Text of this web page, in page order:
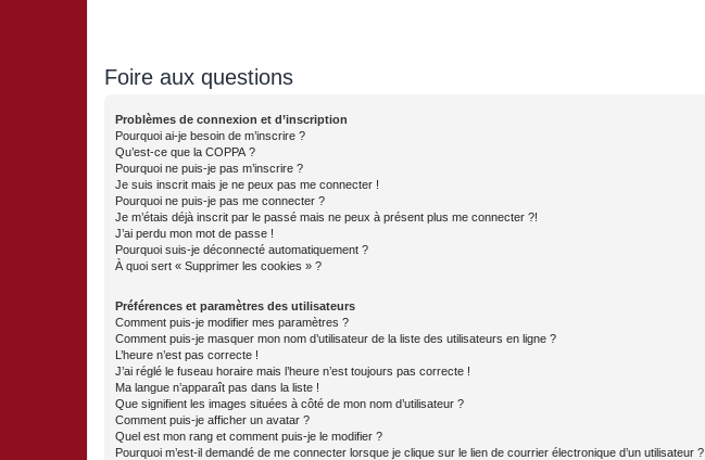
Foire aux questions
Problèmes de connexion et d’inscription
Pourquoi ai-je besoin de m’inscrire ?
Qu’est-ce que la COPPA ?
Pourquoi ne puis-je pas m’inscrire ?
Je suis inscrit mais je ne peux pas me connecter !
Pourquoi ne puis-je pas me connecter ?
Je m’étais déjà inscrit par le passé mais ne peux à présent plus me connecter ?!
J’ai perdu mon mot de passe !
Pourquoi suis-je déconnecté automatiquement ?
À quoi sert « Supprimer les cookies » ?
Préférences et paramètres des utilisateurs
Comment puis-je modifier mes paramètres ?
Comment puis-je masquer mon nom d’utilisateur de la liste des utilisateurs en ligne ?
L’heure n’est pas correcte !
J’ai réglé le fuseau horaire mais l’heure n’est toujours pas correcte !
Ma langue n’apparaît pas dans la liste !
Que signifient les images situées à côté de mon nom d’utilisateur ?
Comment puis-je afficher un avatar ?
Quel est mon rang et comment puis-je le modifier ?
Pourquoi m’est-il demandé de me connecter lorsque je clique sur le lien de courrier électronique d’un utilisateur ?